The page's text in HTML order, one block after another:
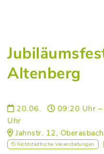
Altenberg
20.06. 09:20 Uhr –
Uhr
Jahnstr. 12,
Nichtstädtische Veranstaltungen